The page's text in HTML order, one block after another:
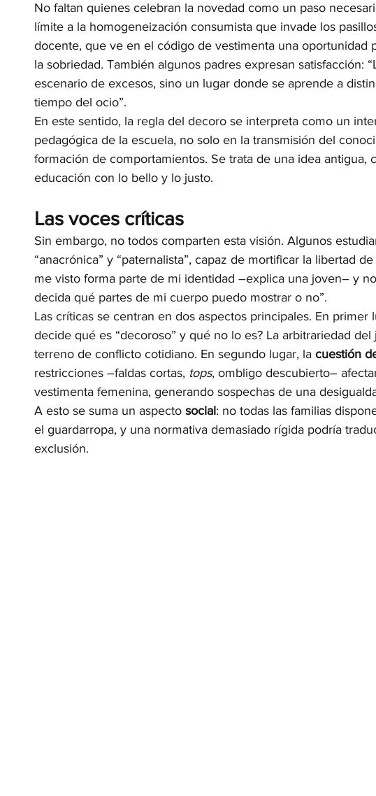
No faltan quienes celebran la novedad como un paso
límite a la homogeneización consumista que invade los
docente, que ve en el código de vestimenta una oportunidad
la sobriedad. También algunos padres expresan satisfacción:
escenario de excesos, sino un lugar donde se aprende a
tiempo del ocio”.
En este sentido, la regla del decoro se interpreta como un
pedagógica de la escuela, no solo en la transmisión del
formación de comportamientos. Se trata de una idea antigua,
educación con lo bello y lo justo.
Las voces críticas
Sin embargo, no todos comparten esta visión. Algunos
“anacrónica” y “paternalista”, capaz de mortificar la libertad
me visto forma parte de mi identidad –explica una joven– y
decida qué partes de mi cuerpo puedo mostrar o no”.
Las críticas se centran en dos aspectos principales. En primer
decide qué es “decoroso” y qué no lo es? La arbitrariedad
terreno de conflicto cotidiano. En segundo lugar, la cuestión
restricciones –faldas cortas, tops, ombligo descubierto–
vestimenta femenina, generando sospechas de una
A esto se suma un aspecto social: no todas las familias
el guardarropa, y una normativa demasiado rígida podría
exclusión.